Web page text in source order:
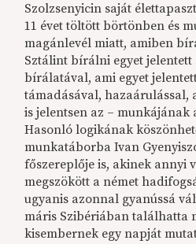
Szolzsenyicin saját
11 évet töltött börtönben és
magánlevél miatt, amiben
Sztálint bírálni egyet jelentett
bírálatával, ami egyet
támadásával, hazaárulással,
is jelentsen az – munkájának
Hasonló logikának
munkatáborba Ivan
főszereplője is, akinek annyi
megszökött a német
ugyanis azonnal gyanússá
máris Szibériában találhatta
kisembernek egy napját